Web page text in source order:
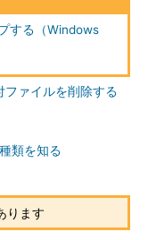
る。そして［ネット
から［インターネ
ンにして［OK］を
へ］をクリックする
する（Windows
ァイルを削除する
類を知る
ります